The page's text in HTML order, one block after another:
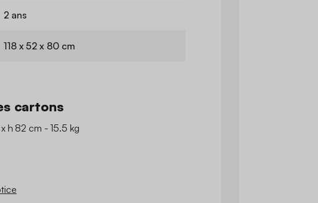
2 ans
118 x 52 x 80 cm
cartons
x h 82 cm - 15.5 kg